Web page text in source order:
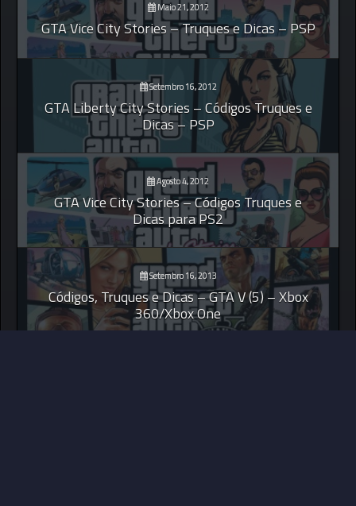
Maio 21, 2012
GTA Vice City Stories – Truques e Dicas – PSP
Setembro 16, 2012
GTA Liberty City Stories – Códigos Truques e
Dicas – PSP
Agosto 4, 2012
GTA Vice City Stories – Códigos Truques e
Dicas para PS2
Setembro 16, 2013
Códigos, Truques e Dicas – GTA V (5) – Xbox
360/Xbox One